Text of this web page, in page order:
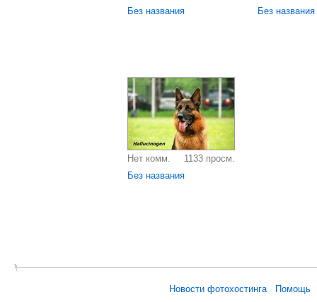
Без названия
Без названия
Нет комм.
1133 просм.
Без названия
Новости фотохостинга Помощь